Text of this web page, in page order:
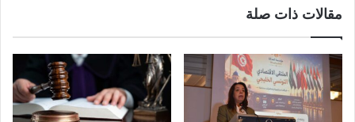
مقالات ذات صلة